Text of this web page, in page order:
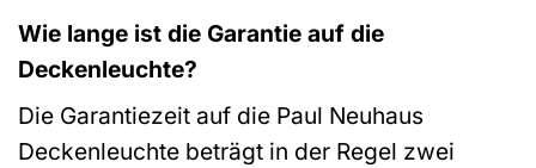
Wie lange ist die Garantie auf die
Deckenleuchte?
Die Garantiezeit auf die Paul Neuhaus
Deckenleuchte beträgt in der Regel zwei